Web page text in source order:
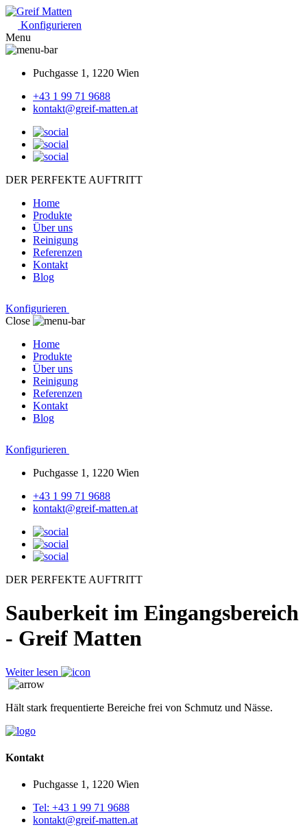
Konfigurieren
Menu
Puchgasse 1, 1220 Wien
+43 1 99 71 9688
kontakt@greif-matten.at
DER PERFEKTE AUFTRITT
Home
Produkte
Über uns
Reinigung
Referenzen
Kontakt
Blog
Konfigurieren
Close
Home
Produkte
Über uns
Reinigung
Referenzen
Kontakt
Blog
Konfigurieren
Puchgasse 1, 1220 Wien
+43 1 99 71 9688
kontakt@greif-matten.at
DER PERFEKTE AUFTRITT
Sauberkeit im Eingangsbereich
- Greif Matten
Weiter lesen
Hält stark frequentierte Bereiche frei von Schmutz und Nässe.
Kontakt
Puchgasse 1, 1220 Wien
Tel: +43 1 99 71 9688
kontakt@greif-matten.at